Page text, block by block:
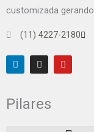
customizada
(11) 4227-2180
L
i
n
d
I
n
s
g
Y
o
u
Pilares